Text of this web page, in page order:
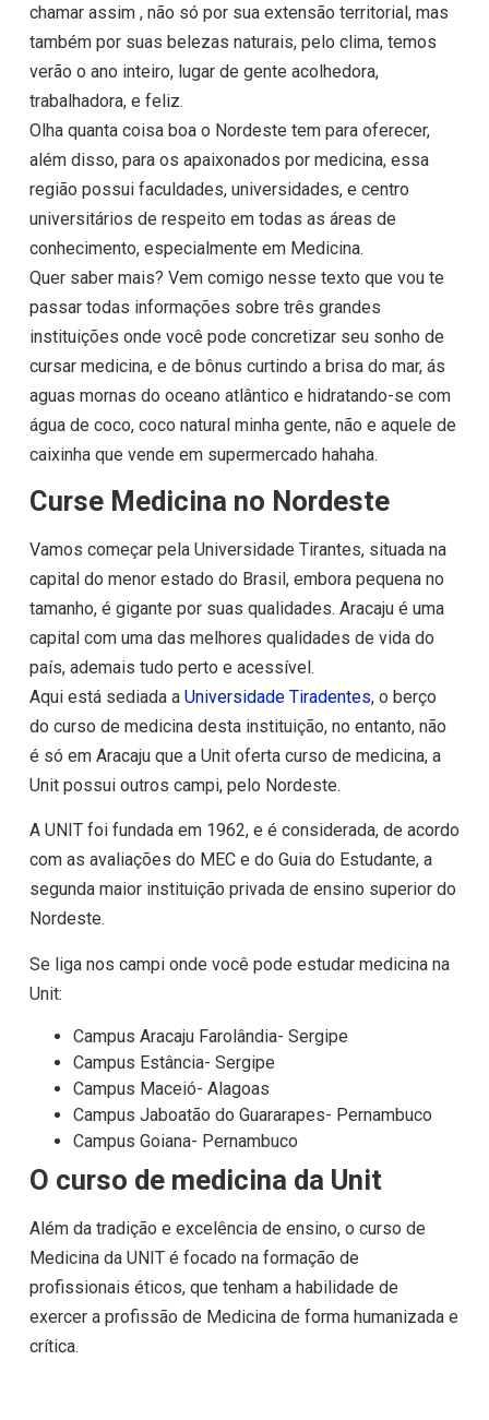
chamar assim , não só por sua extensão territorial, mas
também por suas belezas naturais, pelo clima, temos
verão o ano inteiro, lugar de gente acolhedora,
trabalhadora, e feliz.
Olha quanta coisa boa o Nordeste tem para oferecer,
além disso, para os apaixonados por medicina, essa
região possui faculdades, universidades, e centro
universitários de respeito em todas as áreas de
conhecimento, especialmente em Medicina.
Quer saber mais? Vem comigo nesse texto que vou te
passar todas informações sobre três grandes
instituições onde você pode concretizar seu sonho de
cursar medicina, e de bônus curtindo a brisa do mar, ás
aguas mornas do oceano atlântico e hidratando-se com
água de coco, coco natural minha gente, não e aquele de
caixinha que vende em supermercado hahaha.
Curse Medicina no Nordeste
Vamos começar pela Universidade Tirantes, situada na
capital do menor estado do Brasil, embora pequena no
tamanho, é gigante por suas qualidades. Aracaju é uma
capital com uma das melhores qualidades de vida do
país, ademais tudo perto e acessível.
Aqui está sediada a Universidade Tiradentes, o berço
do curso de medicina desta instituição, no entanto, não
é só em Aracaju que a Unit oferta curso de medicina, a
Unit possui outros campi, pelo Nordeste.
A UNIT foi fundada em 1962, e é considerada, de acordo
com as avaliações do MEC e do Guia do Estudante, a
segunda maior instituição privada de ensino superior do
Nordeste.
Se liga nos campi onde você pode estudar medicina na
Unit:
Campus Aracaju Farolândia- Sergipe
Campus Estância- Sergipe
Campus Maceió- Alagoas
Campus Jaboatão do Guararapes- Pernambuco
Campus Goiana- Pernambuco
O curso de medicina da Unit
Além da tradição e excelência de ensino, o curso de
Medicina da UNIT é focado na formação de
profissionais éticos, que tenham a habilidade de
exercer a profissão de Medicina de forma humanizada e
crítica.